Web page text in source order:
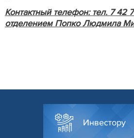
Контактный телефон: тел. 7 42
отделением Попко Людмила
Инвестору